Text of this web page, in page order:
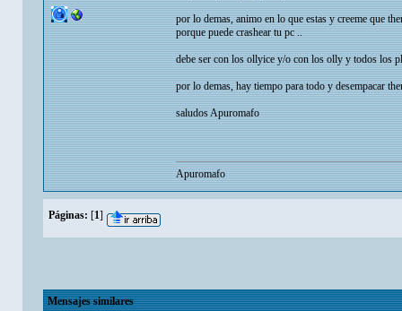
por lo demas, animo en lo que estas y creeme que
porque puede crashear tu pc ..
debe ser con los ollyice y/o con los olly y todos los
por lo demas, hay tiempo para todo y desempacar
saludos Apuromafo
Apuromafo
Páginas: [1]
Mensajes similares